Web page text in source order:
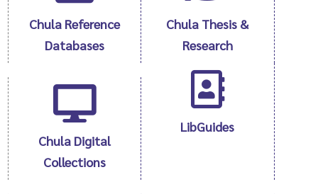
Chula Reference
Databases
Chula Thesis &
Research
Chula Digital
Collections
LibGuides